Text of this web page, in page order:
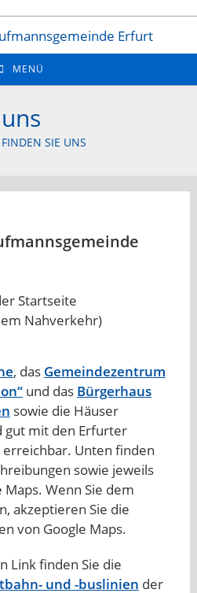
MENÜ
SIE UNS
Startseite
Nahverkehr)
, das Gemeindezentrum
und das Bürgerhaus
sowie die Häuser
gut mit den Erfurter
Unten finden
sowie jeweils
Wenn Sie dem
akzeptieren Sie die
von Google Maps.
Link finden Sie die
und -buslinien der